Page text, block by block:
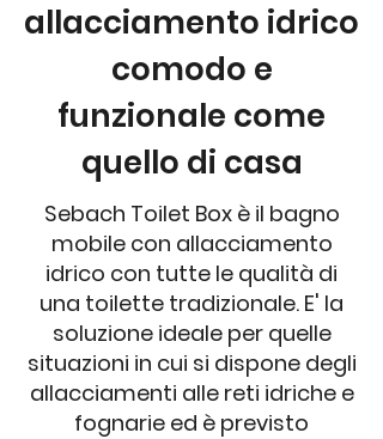
allacciamento idrico
comodo e
funzionale come
quello di casa
Sebach Toilet Box è il bagno
mobile con allacciamento
idrico con tutte le qualità di
una toilette tradizionale. E' la
soluzione ideale per quelle
situazioni in cui si dispone degli
allacciamenti alle reti idriche e
fognarie ed è previsto